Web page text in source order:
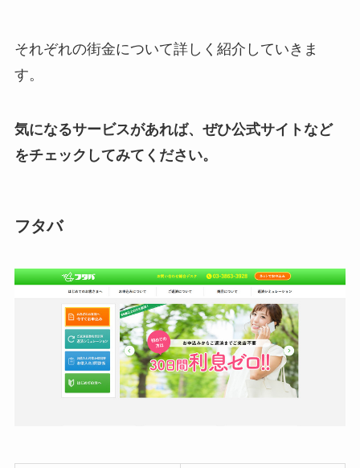
それぞれの街金について詳しく紹介していきま
す。
気になるサービスがあれば、ぜひ公式サイトなど
をチェックしてみてください。
フタバ